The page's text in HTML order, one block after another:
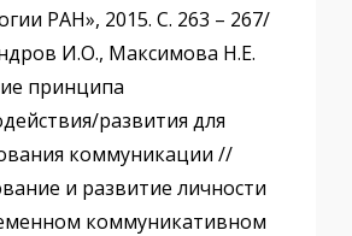
РАН», 2015. С. 263 – 267/
И.О., Максимова Н.Е.
принципа
развития для
коммуникации //
и развитие личности
коммуникативном